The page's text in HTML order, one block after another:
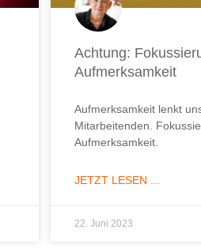
Achtung:
Aufmerksamkeit
Aufmerksamkeit lenkt
Mitarbeitenden.
Aufmerksamkeit.
JETZT LESEN ...
22. Juni 2023